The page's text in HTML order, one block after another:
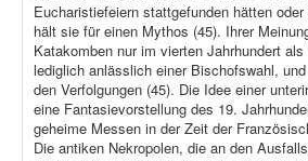
Eucharistiefeiern stattgefunden hätten
hält sie für einen Mythos (45). Ihrer
Katakomben nur im vierten Jahrhundert
lediglich anlässlich einer Bischofswahl,
den Verfolgungen (45). Die Idee einer
eine Fantasievorstellung des 19.
geheime Messen in der Zeit der
Die antiken Nekropolen, die an den